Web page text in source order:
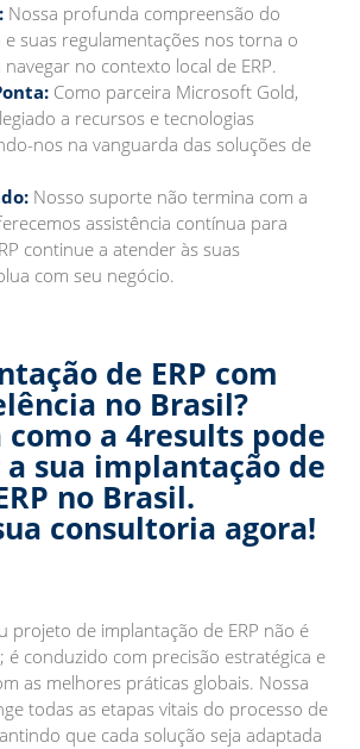
Nossa profunda compreensão do
suas regulamentações nos torna o
no contexto local de ERP.
Como parceira Microsoft Gold,
a recursos e tecnologias
nos na vanguarda das soluções de
Nosso suporte não termina com a
assistência contínua para
continue a atender às suas
com seu negócio.
de ERP com
no Brasil?
como a 4results pode
sua implantação de
no Brasil.
consultoria agora!
projeto de implantação de ERP não é
é conduzido com precisão estratégica e
as melhores práticas globais. Nossa
todas as etapas vitais do processo de
que cada solução seja adaptada